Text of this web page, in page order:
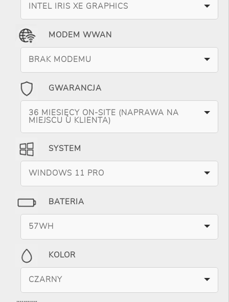
INTEL IRIS XE GRAPHICS
MODEM WWAN
BRAK MODEMU
GWARANCJA
36 MIESIĘCY ON-SITE (NAPRAWA NA
MIEJSCU U KLIENTA)
SYSTEM
WINDOWS 11 PRO
BATERIA
57WH
KOLOR
CZARNY